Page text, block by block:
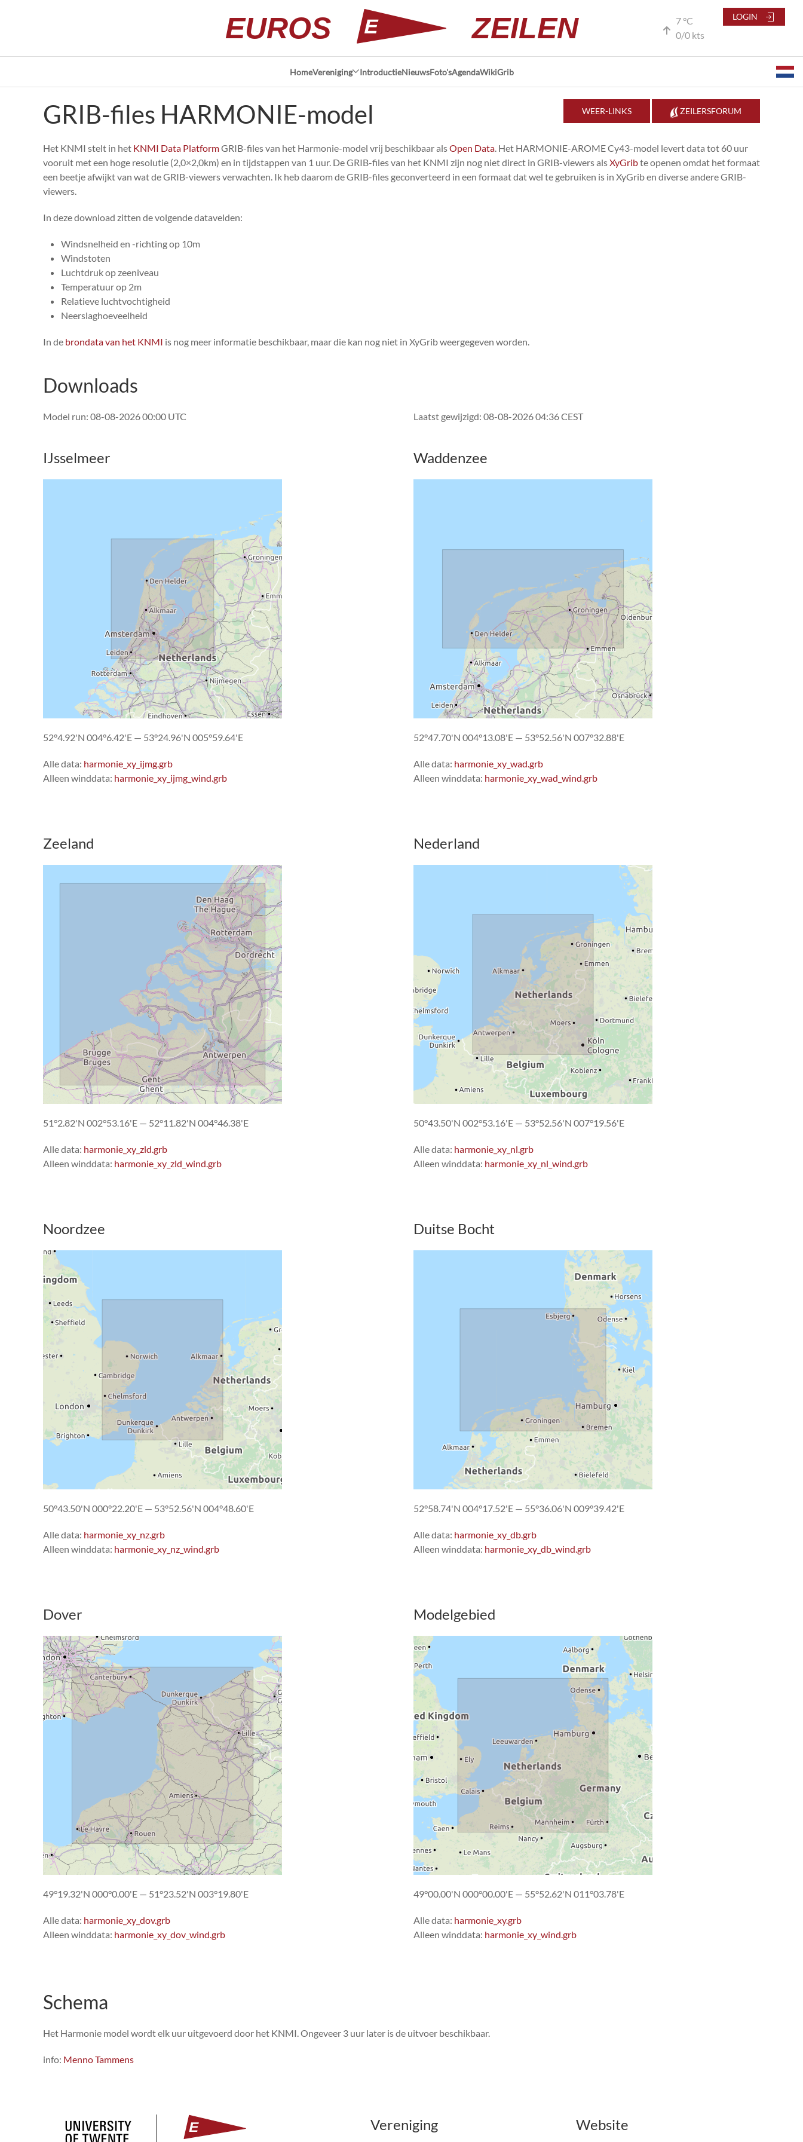
7 °C
0/0 kts
EUROS ZEILEN
HomeVereniging IntroductieNieuwsFoto'sAgendaWikiGrib
LOGIN
GRIB-files HARMONIE-model WEER-LINKS ZEILERSFORUM
Het KNMI stelt in het KNMI Data PlatformGRIB-files van het Harmonie-model vrij beschikbaar alsOpen Data. Het HARMONIE-AROME Cy43-model levert data tot 60 uur
vooruit met een hoge resolutie (2,0×2,0km) en in tijdstappen van 1 uur. De GRIB-files van het KNMI zijn nog niet direct in GRIB-viewers alsXyGribte openen omdat het formaat
een beetje afwijkt van wat de GRIB-viewers verwachten. Ik heb daarom de GRIB-files geconverteerd in een formaat dat wel te gebruiken is in XyGrib en diverse andere GRIB-
viewers.
In deze download zitten de volgende datavelden:
Windsnelheid en -richting op 10m
Windstoten
Luchtdruk op zeeniveau
Temperatuur op 2m
Relatieve luchtvochtigheid
Neerslaghoeveelheid
In de brondata van het KNMI is nog meer informatie beschikbaar, maar die kan nog niet in XyGrib weergegeven worden.
Downloads
Model run: 08-08-2026 00:00 UTC Laatst gewijzigd: 08-08-2026 04:36 CEST
IJsselmeer
52°4.92'N 004°6.42'E — 53°24.96'N 005°59.64'E
Alle data: harmonie_xy_ijmg.grb
Alleen winddata: harmonie_xy_ijmg_wind.grb
Waddenzee
52°47.70'N 004°13.08'E — 53°52.56'N 007°32.88'E
Alle data: harmonie_xy_wad.grb
Alleen winddata: harmonie_xy_wad_wind.grb
Zeeland
51°2.82'N 002°53.16'E — 52°11.82'N 004°46.38'E
Alle data: harmonie_xy_zld.grb
Alleen winddata: harmonie_xy_zld_wind.grb
Nederland
50°43.50'N 002°53.16'E — 53°52.56'N 007°19.56'E
Alle data: harmonie_xy_nl.grb
Alleen winddata: harmonie_xy_nl_wind.grb
Noordzee
50°43.50'N 000°22.20'E — 53°52.56'N 004°48.60'E
Alle data: harmonie_xy_nz.grb
Alleen winddata: harmonie_xy_nz_wind.grb
Duitse Bocht
52°58.74'N 004°17.52'E — 55°36.06'N 009°39.42'E
Alle data: harmonie_xy_db.grb
Alleen winddata: harmonie_xy_db_wind.grb
Dover
49°19.32'N 000°0.00'E — 51°23.52'N 003°19.80'E
Alle data: harmonie_xy_dov.grb
Alleen winddata: harmonie_xy_dov_wind.grb
Modelgebied
49°00.00'N 000°00.00'E — 55°52.62'N 011°03.78'E
Alle data: harmonie_xy.grb
Alleen winddata: harmonie_xy_wind.grb
Schema
Het Harmonie model wordt elk uur uitgevoerd door het KNMI. Ongeveer 3 uur later is de uitvoer beschikbaar.
info: Menno Tammens
Vereniging Website